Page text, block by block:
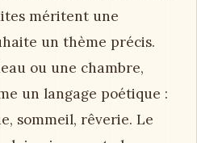
méritent une
un thème précis.
ou une chambre,
un langage poétique :
sommeil, rêverie. Le